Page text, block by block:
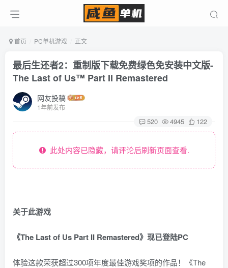
首页 PC单机游戏 正文
最后生还者2：重制版下载免费绿色免安装中文版-
The Last of Us™ Part II Remastered
网友投稿
1年前发布
520 4945 122
此处内容已隐藏，请评论后刷新页面查看.
关于此游戏
《The Last of Us Part II Remastered》现已登陆PC
体验这款荣获超过300项年度最佳游戏奖项的作品！《The